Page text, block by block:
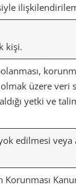
kişi.
üzere veri
yetki ve
edilmesi
Korunması